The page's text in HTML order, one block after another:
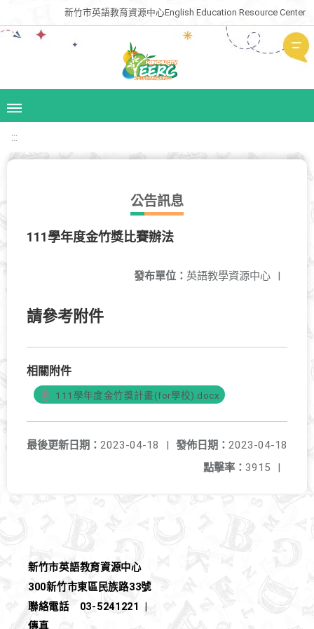
新竹市英語教育資源中心English Education Resource Center
:::
公告訊息
111學年度金竹獎比賽辦法
發布單位： 英語教學資源中心 |
請參考附件
相關附件
111學年度金竹獎計畫(for學校).docx
發佈日期： 2023-04-18
最後更新日期： 2023-04-18
|
點擊率： 3915 |
新竹市英語教育資源中心
300新竹市東區民族路33號
聯絡電話
03-5241221
傳真